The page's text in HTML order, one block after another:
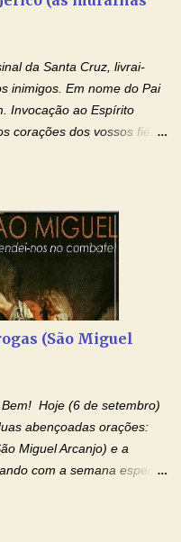
da Santa Cruz, livrai-
inimigos. Em nome do Pai
Invocação ao Espírito
corações dos vossos fiéis
todas as coisas segundo
da sua consolação. Por
em Deus Pai Todo-
em Jesus Cristo, seu
pelo poder do Espí­
à mansão dos mortos;
está sentado à direita
(São Miguel
Hoje (6 de setembro)
abençoadas orações:
Miguel Arcanjo) e a
com a semana especial